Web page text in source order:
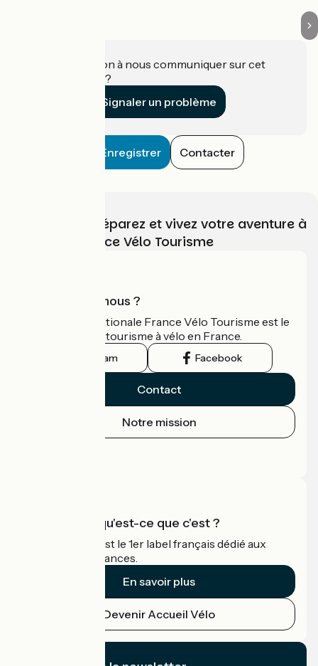
Une information à nous communiquer sur cet
établissement ?
Signaler un problème
Enregistrer Contacter
Choisissez, préparez et vivez votre aventure à
vélo avec France Vélo Tourisme
Qui sommes-nous ?
L'association nationale France Vélo Tourisme est le
guide officiel du tourisme à vélo en France.
Instagram Facebook
Contact
Notre mission
Accueil Vélo qu'est-ce que c'est ?
Accueil Vélo c'est le 1er label français dédié aux
cyclistes en vacances.
En savoir plus
Devenir Accueil Vélo